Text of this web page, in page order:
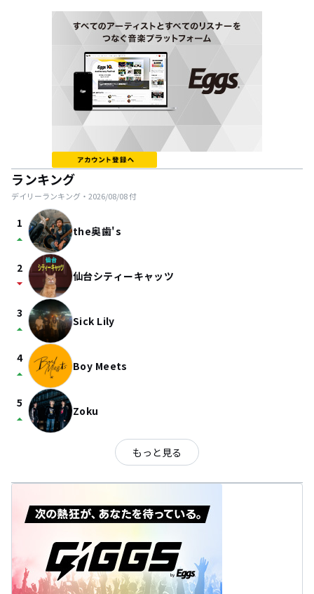
ランキング
デイリーランキング・ 2026/08/08付
1
arrow_drop_up the奥歯's
2
arrow_drop_down 仙台シティーキャッツ
3
arrow_drop_up Sick Lily
4
arrow_drop_up Boy Meets
5
arrow_drop_up Zoku
もっと見る